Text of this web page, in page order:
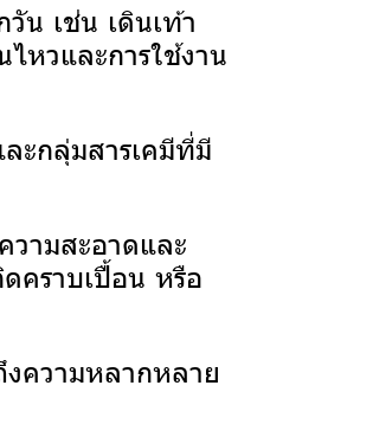
น เช่น เดินเท้า
หวและการใช้งาน
ะกลุ่มสารเคมีที่มี
วามสะอาดและ
คราบเปื้อน หรือ
ความหลากหลาย